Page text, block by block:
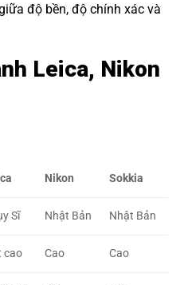
độ bền, độ chính xác và
Leica, Nikon
Nikon Sokkia
Sĩ Nhật Bản Nhật Bản
cao Cao Cao